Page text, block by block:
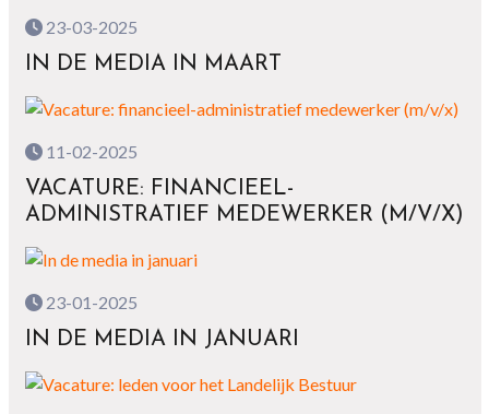
23-03-2025
IN DE MEDIA IN MAART
11-02-2025
VACATURE: FINANCIEEL-
ADMINISTRATIEF MEDEWERKER (M/V/X)
23-01-2025
IN DE MEDIA IN JANUARI